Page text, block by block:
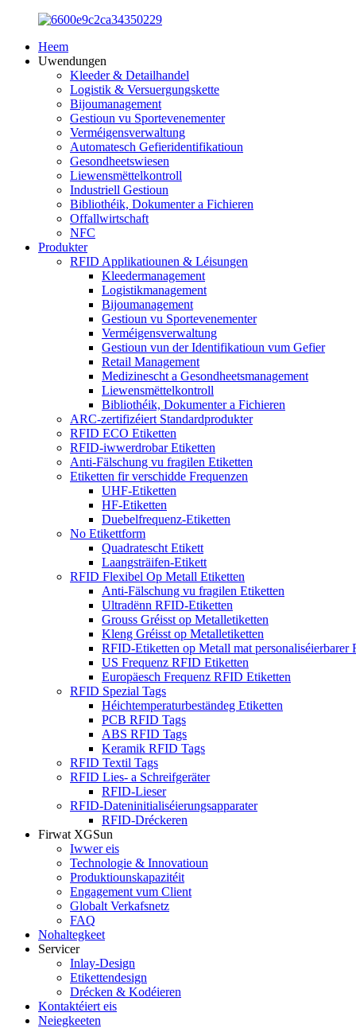
Heem
Uwendungen
Kleeder & Detailhandel
Logistik & Versuergungskette
Bijoumanagement
Gestioun vu Sportevenementer
Verméigensverwaltung
Automatesch Gefieridentifikatioun
Gesondheetswiesen
Liewensmëttelkontroll
Industriell Gestioun
Bibliothéik, Dokumenter a Fichieren
Offallwirtschaft
NFC
Produkter
RFID Applikatiounen & Léisungen
Kleedermanagement
Logistikmanagement
Bijoumanagement
Gestioun vu Sportevenementer
Verméigensverwaltung
Gestioun vun der Identifikatioun vum Gefier
Retail Management
Medizinescht a Gesondheetsmanagement
Liewensmëttelkontroll
Bibliothéik, Dokumenter a Fichieren
ARC-zertifizéiert Standardprodukter
RFID ECO Etiketten
RFID-iwwerdrobar Etiketten
Anti-Fälschung vu fragilen Etiketten
Etiketten fir verschidde Frequenzen
UHF-Etiketten
HF-Etiketten
Duebelfrequenz-Etiketten
No Etikettform
Quadratescht Etikett
Laangsträifen-Etikett
RFID Flexibel Op Metall Etiketten
Anti-Fälschung vu fragilen Etiketten
Ultradënn RFID-Etiketten
Grouss Gréisst op Metalletiketten
Kleng Gréisst op Metalletiketten
RFID-Etiketten op Metall mat personaliséierbarer
US Frequenz RFID Etiketten
Europäesch Frequenz RFID Etiketten
RFID Spezial Tags
Héichtemperaturbeständeg Etiketten
PCB RFID Tags
ABS RFID Tags
Keramik RFID Tags
RFID Textil Tags
RFID Lies- a Schreifgeräter
RFID-Lieser
RFID-Dateninitialiséierungsapparater
RFID-Dréckeren
Firwat XGSun
Iwwer eis
Technologie & Innovatioun
Produktiounskapazitéit
Engagement vum Client
Globalt Verkafsnetz
FAQ
Nohaltegkeet
Servicer
Inlay-Design
Etikettendesign
Drécken & Kodéieren
Kontaktéiert eis
Neiegkeeten